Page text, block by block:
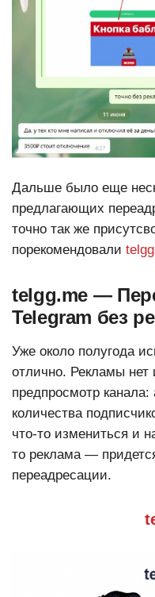
Дальше было еще
предлагающих
точно так же
порекомендовали
telgg.me —
Telegram без
Уже около полугода
отлично. Рекламы нет
предпросмотр
количества
что-то измениться и
то реклама —
переадресации.